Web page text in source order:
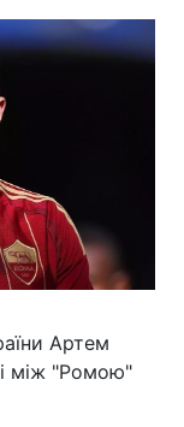
Артем
між "Ромою"